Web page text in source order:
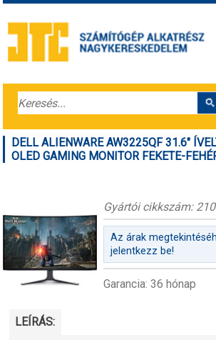
DELL ALIENWARE AW3225QF 31.6"
OLED GAMING MONITOR FEKETE-
Gyártói cikkszám:
Az árak
jelentkezz be!
Garancia: 36 hónap
LEÍRÁS: